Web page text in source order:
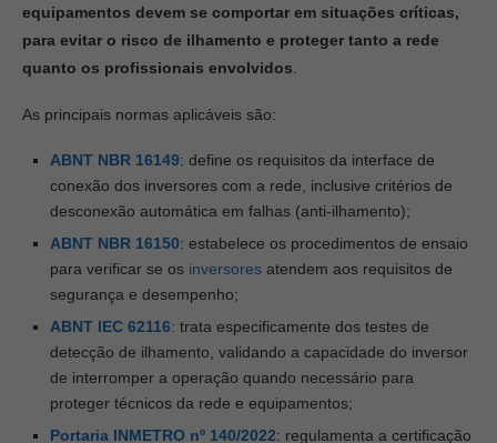
equipamentos devem se comportar em situações críticas,
para evitar o risco de ilhamento e proteger tanto a rede
quanto os profissionais envolvidos
As principais normas aplicáveis são:
ABNT NBR 16149: define os requisitos da interface de
conexão dos inversores com a rede, inclusive critérios de
desconexão automática em falhas (anti-ilhamento);
ABNT NBR 16150: estabelece os procedimentos de ensaio
para verificar se os inversores atendem aos requisitos de
segurança e desempenho;
ABNT IEC 62116: trata especificamente dos testes de
detecção de ilhamento, validando a capacidade do inversor
de interromper a operação quando necessário para
proteger técnicos da rede e equipamentos;
Portaria INMETRO nº 140/2022: regulamenta a certificação